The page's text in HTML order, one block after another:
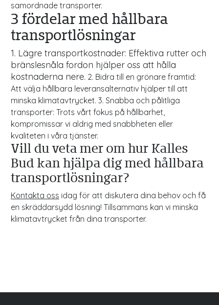
samordnade transporter.
3 fördelar med hållbara
transportlösningar
1. Lägre transportkostnader: Effektiva rutter och
bränslesnåla fordon hjälper oss att hålla
kostnaderna nere. 2. Bidra till en grönare framtid:
Att välja hållbara leveransalternativ hjälper till att
minska klimatavtrycket. 3. Snabba och pålitliga
transporter: Trots vårt fokus på hållbarhet,
kompromissar vi aldrig med snabbheten eller
kvaliteten i våra tjänster.
Vill du veta mer om hur Kalles
Bud kan hjälpa dig med hållbara
transportlösningar?
Kontakta oss idag för att diskutera dina behov och få
en skräddarsydd lösning! Tillsammans kan vi minska
klimatavtrycket från dina transporter.